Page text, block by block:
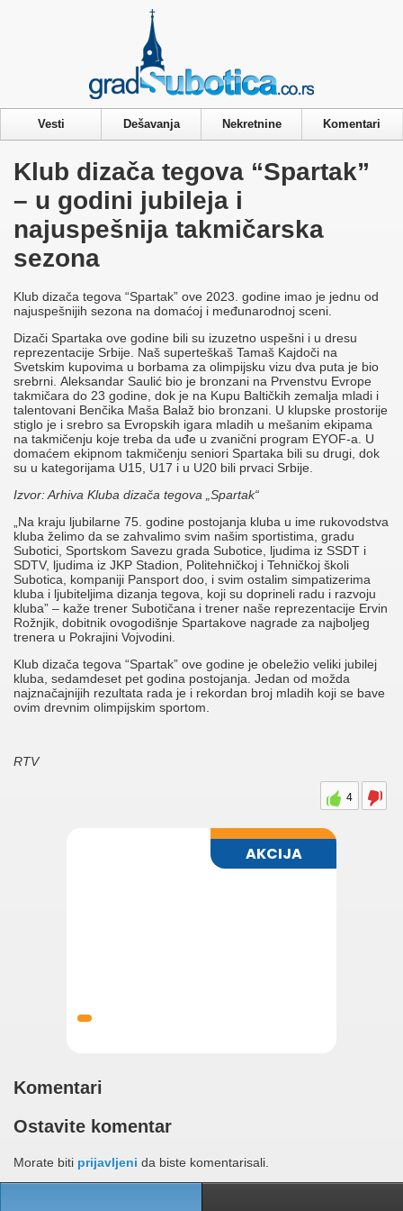
Vesti Dešavanja Nekretnine Komentari
Klub dizača tegova “Spartak”
– u godini jubileja i
najuspešnija takmičarska
sezona
Klub dizača tegova “Spartak” ove 2023. godine imao je jednu od
najuspešnijih sezona na domaćoj i međunarodnoj sceni.
Dizači Spartaka ove godine bili su izuzetno uspešni i u dresu
reprezentacije Srbije. Naš superteškaš Tamaš Kajdoči na
Svetskim kupovima u borbama za olimpijsku vizu dva puta je bio
srebrni. Aleksandar Saulić bio je bronzani na Prvenstvu Evrope
takmičara do 23 godine, dok je na Kupu Baltičkih zemalja mladi i
talentovani Benčika Maša Balaž bio bronzani. U klupske prostorije
stiglo je i srebro sa Evropskih igara mladih u mešanim ekipama
na takmičenju koje treba da uđe u zvanični program EYOF-a. U
domaćem ekipnom takmičenju seniori Spartaka bili su drugi, dok
su u kategorijama U15, U17 i u U20 bili prvaci Srbije.
Izvor: Arhiva Kluba dizača tegova „Spartak“
„Na kraju ljubilarne 75. godine postojanja kluba u ime rukovodstva
kluba želimo da se zahvalimo svim našim sportistima, gradu
Subotici, Sportskom Savezu grada Subotice, ljudima iz SSDT i
SDTV, ljudima iz JKP Stadion, Politehničkoj i Tehničkoj školi
Subotica, kompaniji Pansport doo, i svim ostalim simpatizerima
kluba i ljubiteljima dizanja tegova, koji su doprineli radu i razvoju
kluba” – kaže trener Subotičana i trener naše reprezentacije Ervin
Rožnjik, dobitnik ovogodišnje Spartakove nagrade za najboljeg
trenera u Pokrajini Vojvodini.
Klub dizača tegova “Spartak” ove godine je obeležio veliki jubilej
kluba, sedamdeset pet godina postojanja. Jedan od možda
najznačajnijih rezultata rada je i rekordan broj mladih koji se bave
ovim drevnim olimpijskim sportom.
RTV
4
Komentari
Ostavite komentar
Morate biti prijavljeni da biste komentarisali.
Privacy & Cookies Policy